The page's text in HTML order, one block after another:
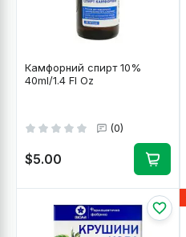
Камфорний спирт 10%
40ml/1.4 Fl Oz
(0)
$5.00